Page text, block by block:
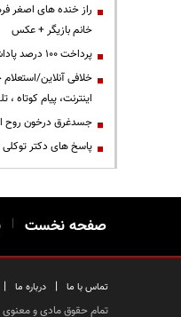
راز خنده های اصغر
خانم بازیگر + عکس
پرداخت ۱۰۰ درصد پاداش پایان خدمت فرهنگیان
خلافی آنلاین/
اینترنت، پیام کوتاه ،
جسدغرق درخون روح
پاسخ های دکتر
صفحه نخست |
تماس با ما | درباره ما |
تمام حقوق مادی و معنوی